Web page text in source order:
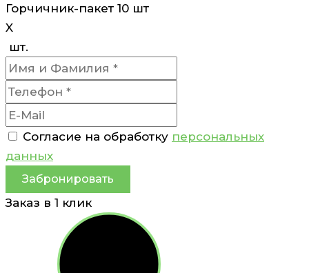
Горчичник-пакет 10 шт
X
шт.
Согласие на обработку персональных
данных
Забронировать
Заказ в 1 клик